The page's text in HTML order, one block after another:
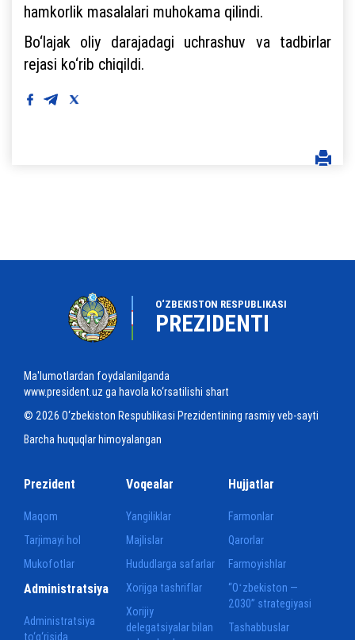
hamkorlik masalalari muhokama qilindi.
Bo‘lajak oliy darajadagi uchrashuv va tadbirlar
rejasi ko‘rib chiqildi.
O‘ZBEKISTON RESPUBLIKASI
PREZIDENTI
Ma'lumotlardan foydalanilganda
www.president.uz ga havola ko‘rsatilishi shart
© 2026 O‘zbekiston Respublikasi Prezidentining rasmiy veb-sayti
Barcha huquqlar himoyalangan
Prezident
Maqom
Tarjimayi hol
Mukofotlar
Voqealar
Yangiliklar
Majlislar
Hududlarga safarlar
Xorijga tashriflar
Xorijiy
delegatsiyalar bilan
Hujjatlar
Farmonlar
Qarorlar
Farmoyishlar
“Oʻzbekiston —
2030” strategiyasi
Tashabbuslar
Administratsiya
Administratsiya
to‘g‘risida